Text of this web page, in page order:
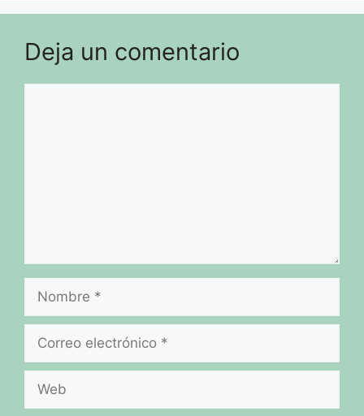
Deja un comentario
Nombre
Correo
Web